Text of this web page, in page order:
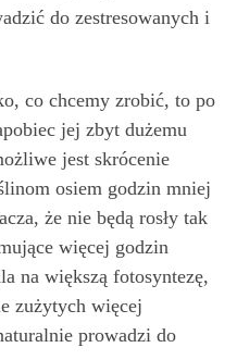
do zestresowanych i
co chcemy zrobić, to po
jej zbyt dużemu
jest skrócenie
osiem godzin mniej
że ​​nie będą rosły tak
więcej godzin
na większą fotosyntezę,
zużytych więcej
prowadzi do